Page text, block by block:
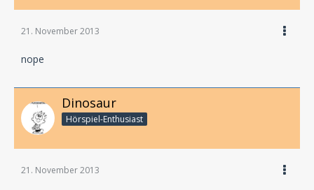
21. November 2013
nope
Dinosaur
Hörspiel-En­thu­si­ast
21. November 2013